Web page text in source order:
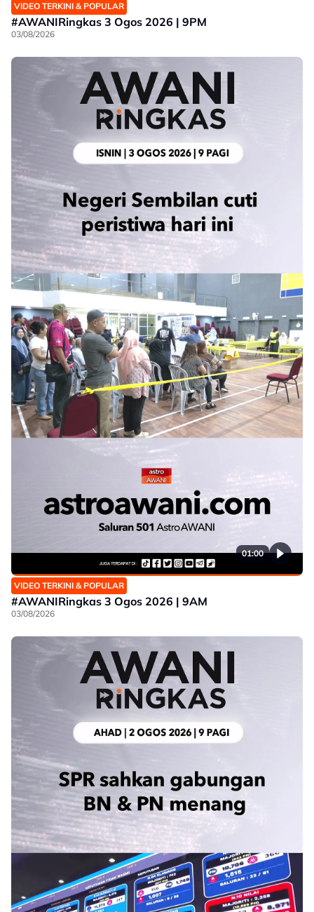
VIDEO TERKINI & POPULAR
#AWANIRingkas 3 Ogos 2026 | 9PM
03/08/2026
01:00
VIDEO TERKINI & POPULAR
#AWANIRingkas 3 Ogos 2026 | 9AM
03/08/2026